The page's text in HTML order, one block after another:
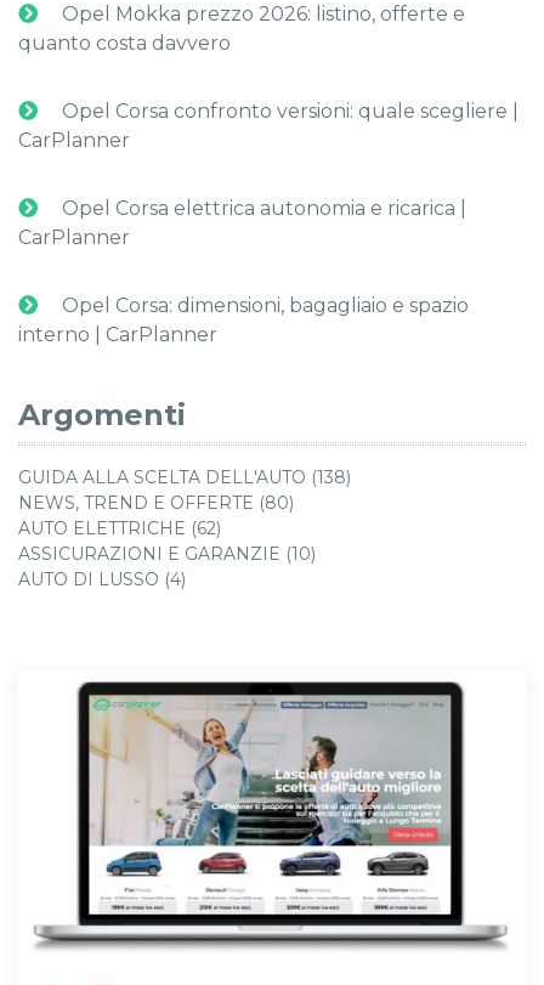
Opel Mokka prezzo 2026: listino, offerte e
quanto costa davvero
Opel Corsa confronto versioni: quale scegliere |
CarPlanner
Opel Corsa elettrica autonomia e ricarica |
CarPlanner
Opel Corsa: dimensioni, bagagliaio e spazio
interno | CarPlanner
Argomenti
GUIDA ALLA SCELTA DELL'AUTO (138)
NEWS, TREND E OFFERTE (80)
AUTO ELETTRICHE (62)
ASSICURAZIONI E GARANZIE (10)
AUTO DI LUSSO (4)